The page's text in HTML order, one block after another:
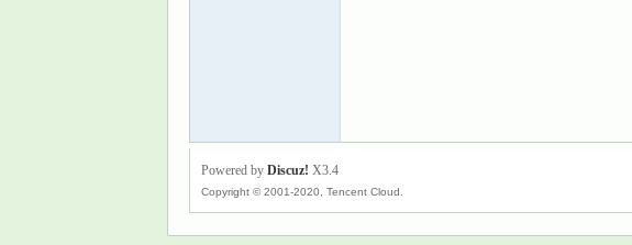
Powered by Discuz! X3.4
Copyright © 2001-2020, Tencent Cloud.